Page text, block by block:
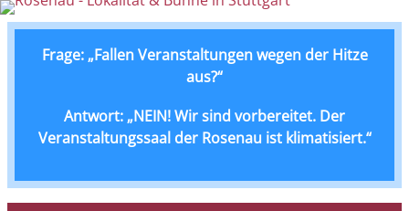
Frage: „Fallen Veranstaltungen wegen der Hitze
aus?“
Antwort: „NEIN! Wir sind vorbereitet. Der
Veranstaltungssaal der Rosenau ist klimatisiert.“